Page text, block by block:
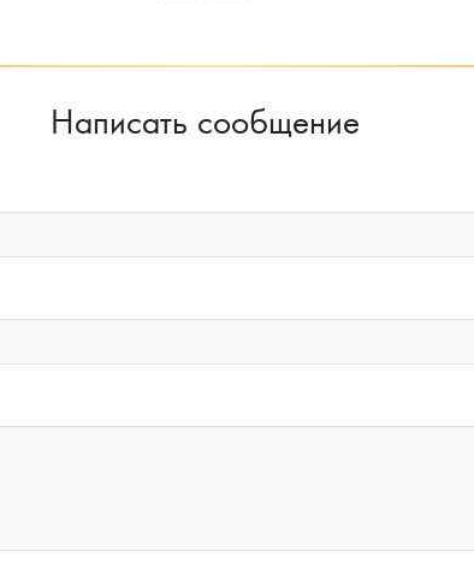
Написать сообщение